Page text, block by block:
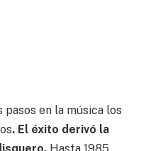
en la música los
. El éxito derivó la